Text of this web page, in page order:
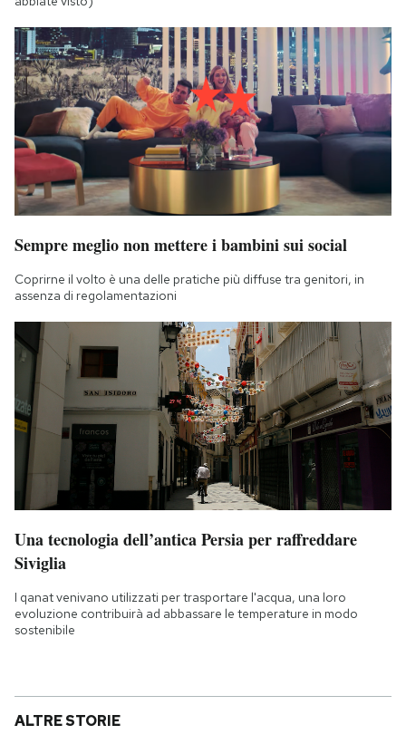
Sempre meglio non mettere i bambini sui social
Coprirne il volto è una delle pratiche più diffuse tra genitori, in
assenza di regolamentazioni
Una tecnologia dell’antica Persia per raffreddare
Siviglia
I qanat venivano utilizzati per trasportare l'acqua, una loro
evoluzione contribuirà ad abbassare le temperature in modo
sostenibile
ALTRE STORIE